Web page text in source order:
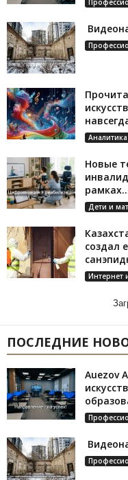
Аналитика
Новые
Дети и
создал
Интернет
ПОСЛЕДНИЕ
Auezov